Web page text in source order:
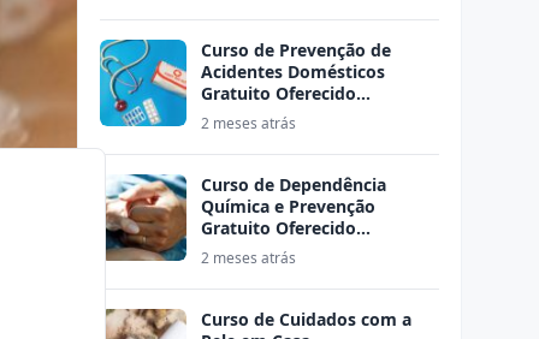
Curso de Prevenção de
Acidentes Domésticos
Gratuito Oferecido…
2 meses atrás
Curso de Dependência
Química e Prevenção
Gratuito Oferecido…
2 meses atrás
Curso de Cuidados com a